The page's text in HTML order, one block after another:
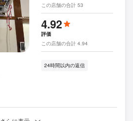
この店舗の合計 53
4.92
評価
この店舗の合計 4.94
24時間以内の返信